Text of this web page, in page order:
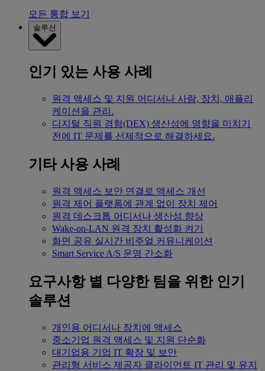
모든 통합 보기
솔루션
인기 있는 사용 사례
원격 액세스 및 지원 어디서나 사람, 장치, 애플리
케이션을 관리.
디지털 직원 경험(DEX) 생산성에 영향을 미치기
전에 IT 문제를 선제적으로 해결하세요.
기타 사용 사례
원격 액세스 보안 연결로 액세스 개선
원격 제어 플랫폼에 관계 없이 장치 제어
원격 데스크톱 어디서나 생산성 향상
Wake-on-LAN 원격 장치 활성화 켜기
화면 공유 실시간 비주얼 커뮤니케이션
Smart Service A/S 운영 간소화
요구사항 별 다양한 팀을 위한 인기
솔루션
개인용 어디서나 장치에 액세스
중소기업 원격 액세스 및 지원 단순화
대기업용 기업 IT 확장 및 보안
관리형 서비스 제공자 클라이언트 IT 관리 및 유지